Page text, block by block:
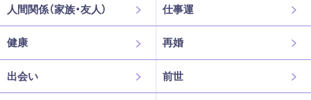
人間関係（家族・友人） 仕事運
健康 再婚
出会い 前世